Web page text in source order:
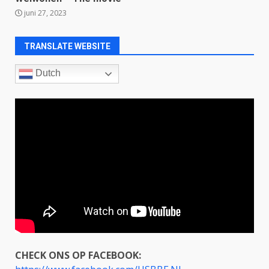
juni 27, 2023
TRANSLATE WEBSITE
Dutch
CHECK ONS OP FACEBOOK: